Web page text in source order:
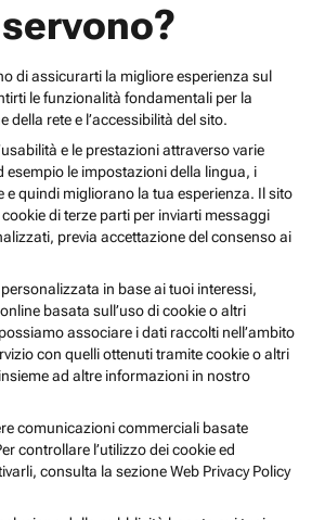
di assicurarti la migliore esperienza sul
le funzionalità fondamentali per la
della rete e l’accessibilità del sito.
e le prestazioni attraverso varie
esempio le impostazioni della lingua, i
e quindi migliorano la tua esperienza. Il sito
di terze parti per inviarti messaggi
previa accettazione del consenso ai
in base ai tuoi interessi,
basata sull’uso di cookie o altri
associare i dati raccolti nell’ambito
con quelli ottenuti tramite cookie o altri
ad altre informazioni in nostro
comunicazioni commerciali basate
controllare l’utilizzo dei cookie ed
consulta la sezione Web Privacy Policy